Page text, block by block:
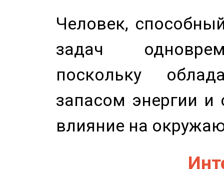
Человек,
задач
поскольку
запасом энергии и
влияние на